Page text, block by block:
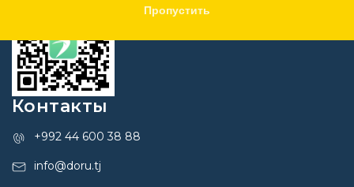
Пропустить
Контакты
+992 44 600 38 88
info@doru.tj